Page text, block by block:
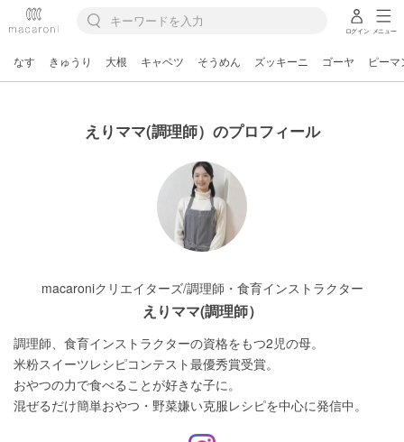
ログイン メニュー
なす きゅうり 大根 キャベツ そうめん ズッキーニ ゴーヤ ピーマ
えりママ(調理師）のプロフィール
macaroniクリエイターズ/調理師・食育インストラクター
えりママ(調理師）
調理師、食育インストラクターの資格をもつ2児の母。
米粉スイーツレシピコンテスト最優秀賞受賞。
おやつの力で食べることが好きな子に。
混ぜるだけ簡単おやつ・野菜嫌い克服レシピを中心に発信中。